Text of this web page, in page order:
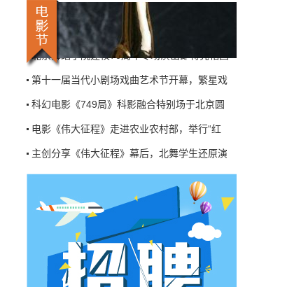
三天的东西，AI一天出八集，还比你好看…
6月27日 10:01:00
9万块银幕，全年只卖400亿：电影院的
钱去哪了？
画，类型挺全。刘烨的《四渡》、皮克斯的
《玩具总动员5》、谢苗的《火遮眼》，该有的
7万部AI短剧一夜下架，广电总局这次是
动真格的
6月24日，广电总局官网挂出了一份文件。没
有发布会，没有吹风会。就这么安安静静地，
把《微短剧发展管理办法（征求意见稿）》摆
到了所有人面前。
动画电影《海绵宝宝：拯救比奇堡》在北京举
北京舞蹈学院建校70周年专场演出即将亮相国
第十一届当代小剧场戏曲艺术节开幕，繁星戏
科幻电影《749局》科影融合特别场于北京圆
电影《伟大征程》走进农业农村部，举行“红
主创分享《伟大征程》幕后，北舞学生还原演
电影《云上的云》在北京举行首映， 陈建斌
动画电影《海绵宝宝：拯救比奇堡》在北京举
北京舞蹈学院建校70周年专场演出即将亮相国
第十一届当代小剧场戏曲艺术节开幕，繁星戏